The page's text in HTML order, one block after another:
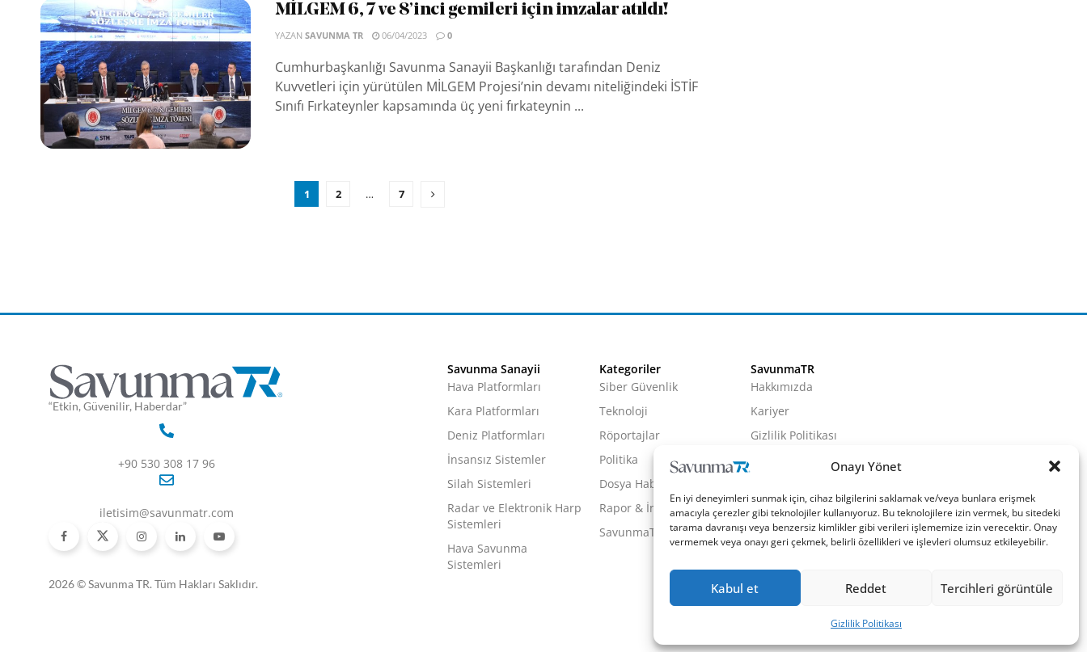
Onayı Yönet
En iyi deneyimleri sunmak için, cihaz bilgilerini saklamak ve/veya bunlara erişmek
amacıyla çerezler gibi teknolojiler kullanıyoruz. Bu teknolojilere izin vermek, bu sitedeki
tarama davranışı veya benzersiz kimlikler gibi verileri işlememize izin verecektir. Onay
vermemek veya onayı geri çekmek, belirli özellikleri ve işlevleri olumsuz etkileyebilir.
Kabul et Reddet Tercihleri görüntüle
Gizlilik Politikası
MİLGEM 6, 7 ve 8’inci gemileri için imzalar atıldı!
YAZAN SAVUNMA TR 06/04/2023 0
Cumhurbaşkanlığı Savunma Sanayii Başkanlığı tarafından Deniz
Kuvvetleri için yürütülen MİLGEM Projesi’nin devamı niteliğindeki İSTİF
Sınıfı Fırkateynler kapsamında üç yeni fırkateynin ...
1 2 … 7
“Etkin, Güvenilir, Haberdar”
+90 530 308 17 96
iletisim@savunmatr.com
2026 © Savunma TR. Tüm Hakları Saklıdır.
Savunma Sanayii
Hava Platformları
Kara Platformları
Deniz Platformları
İnsansız Sistemler
Silah Sistemleri
Radar ve Elektronik Harp
Sistemleri
Hava Savunma
Sistemleri
Kategoriler
Siber Güvenlik
Teknoloji
Röportajlar
Politika
Dosya Haber
Rapor & İnfografik
SavunmaTR Plus
SavunmaTR
Hakkımızda
Kariyer
Gizlilik Politikası